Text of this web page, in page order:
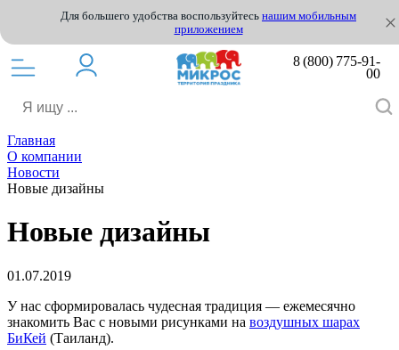
Для большего удобства воспользуйтесь нашим мобильным
приложением
8 (800) 775-91-
00
Главная
О компании
Новости
Новые дизайны
Новые дизайны
01.07.2019
У нас сформировалась чудесная традиция — ежемесячно
знакомить Вас с новыми рисунками на воздушных шарах
БиКей (Таиланд).